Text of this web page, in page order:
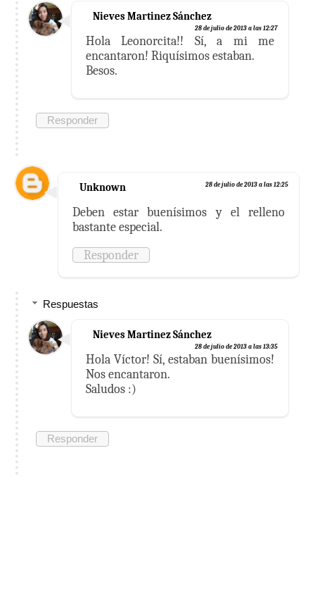
Nieves Martinez Sánchez
28 de julio de 2013 a las 12:27
Hola Leonorcita!! Sí, a mi me
encantaron! Riquísimos estaban.
Besos.
Responder
Unknown 28 de julio de 2013 a las 12:25
Deben estar buenísimos y el relleno
bastante especial.
Responder
Respuestas
Nieves Martinez Sánchez
28 de julio de 2013 a las 13:35
Hola Víctor! Sí, estaban buenísimos!
Nos encantaron.
Saludos :)
Responder